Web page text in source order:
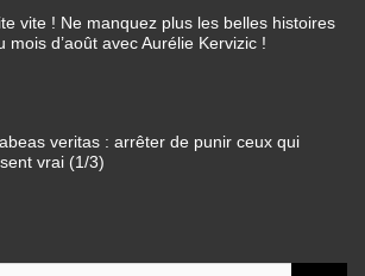
vite ! Ne manquez plus les belles histoires
mois d’août avec Aurélie Kervizic !
veritas : arrêter de punir ceux qui
vrai (1/3)